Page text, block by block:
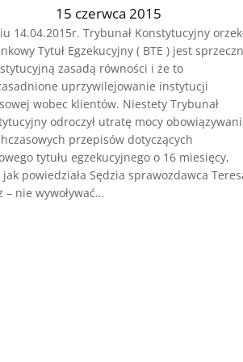
15 czerwca 2015
14.04.2015r. Trybunał Konstytucyjny
Tytuł Egzekucyjny ( BTE ) jest
zasadą równości i że to
uprzywilejowanie instytucji
wobec klientów. Niestety Trybunał
odroczył utratę mocy
przepisów dotyczących
tytułu egzekucyjnego o 16 miesięcy,
jak powiedziała Sędzia sprawozdawca
– nie wywoływać…